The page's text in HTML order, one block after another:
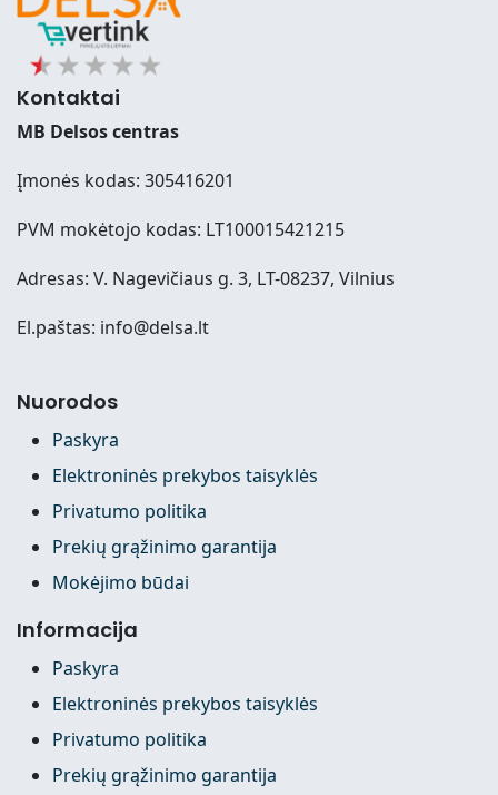
Kontaktai
MB Delsos centras
Įmonės kodas: 305416201
PVM mokėtojo kodas: LT100015421215
Adresas: V. Nagevičiaus g. 3, LT-08237, Vilnius
El.paštas: info@delsa.lt
Nuorodos
Paskyra
Elektroninės prekybos taisyklės
Privatumo politika
Prekių grąžinimo garantija
Mokėjimo būdai
Informacija
Paskyra
Elektroninės prekybos taisyklės
Privatumo politika
Prekių grąžinimo garantija